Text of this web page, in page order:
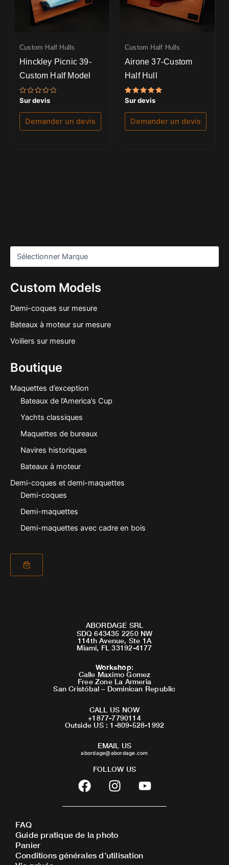
Custom Models
Demi-coques sur mesure
Bateaux à moteur sur mesure
Voiliers sur mesure
Boutique
Maquettes d’exception
Bateaux de l’America’s Cup
Yachts classiques
Maquettes de bureaux
Navires historiques
Bateaux à moteur
Demi-coques et demi-maquettes
Demi-coques
Demi-maquettes
Demi-maquettes avec cadre en bois
Custom Half Hulls
Hinckley Picnic 39-
Custom Half Model
Note
0
sur
Sur devis
Demander un devis
Custom Half Hulls
Airone 37-Custom
Half Hull
Note
5.00
sur 5
Sur devis
Demander un devis
ABORDAGE SRL
SDQ 643435 2250 NW
114th Avenue, Ste 1A
Miami, FL 33192-4177
Workshop:
Calle Maximo Gomez
Free Zone La Armeria
San Cristóbal – Dominican Republic
CALL US NOW
+1877-7790114
Outside US : 1-809-528-1992
EMAIL US
abordage@abordage.com
FOLLOW US
F
a
c
b
o
o
I
n
s
a
g
r
Y
o
u
FAQ
Guide pratique de la photo
Panier
Conditions générales d’utilisation